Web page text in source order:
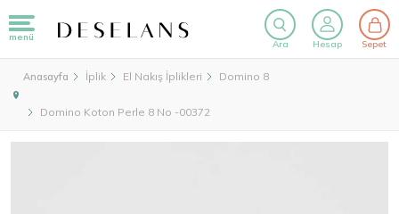
menü
Ara Hesap Sepet
Anasayfa İplik El Nakış İplikleri Domino 8
Domino Koton Perle 8 No -00372